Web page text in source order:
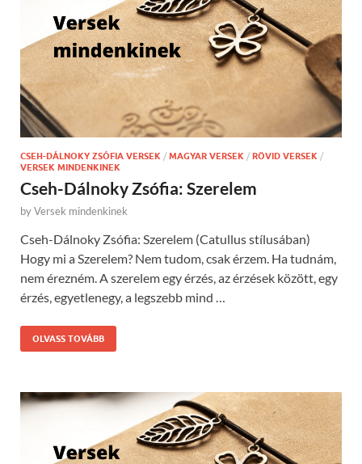
CSEH-DÁLNOKY ZSÓFIA VERSEK / MAGYAR VERSEK / RÖVID VERSEK /
VERSEK MINDENKINEK
Cseh-Dálnoky Zsófia: Szerelem
byVersek mindenkinek
Cseh-Dálnoky Zsófia: Szerelem (Catullus stílusában)
Hogy mi a Szerelem? Nem tudom, csak érzem. Ha tudnám,
nem érezném. A szerelem egy érzés, az érzések között, egy
érzés, egyetlenegy, a legszebb mind …
OLVASS TOVÁBB